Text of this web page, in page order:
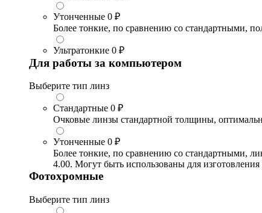
Утонченные 0 ₽
Более тонкие, по сравнению со стандартными,
Ультратонкие 0 ₽
Для работы за компьютером
Выберите тип линз
Стандартные 0 ₽
Очковые линзы стандартной толщины,
Утонченные 0 ₽
Более тонкие, по сравнению со стандартными,
4.00. Могут быть использованы для
Фотохромные
Выберите тип линз